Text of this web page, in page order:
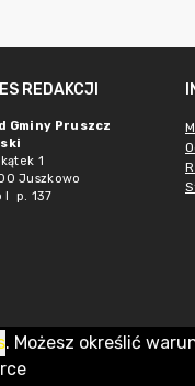
REDAKCJI
Gminy Pruszcz
1
Juszkowo
I p. 137
. Możesz określić